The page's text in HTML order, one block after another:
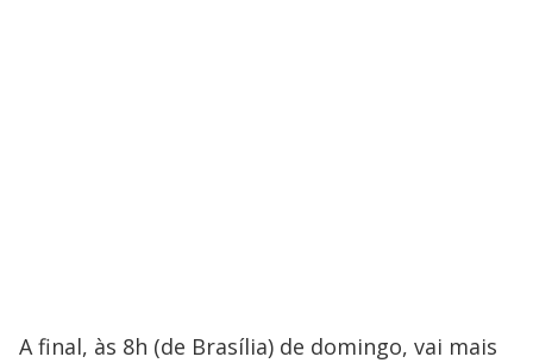
A final, às 8h (de Brasília) de domingo, vai mais